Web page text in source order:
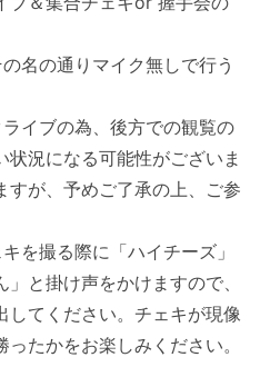
名の通りマイク無しで行う
イブの為、後方での観覧の
況になる可能性がございま
すが、予めご了承の上、ご参
を撮る際に「ハイチーズ」
と掛け声をかけますので、
してください。チェキが現像
たかをお楽しみください。